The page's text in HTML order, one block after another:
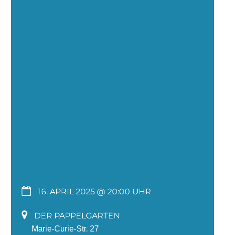
16. APRIL 2025 @ 20:00
DER PAPPELGARTEN
Marie-Curie-Str. 27